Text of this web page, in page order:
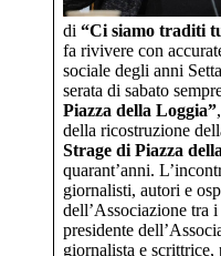
di “Ci siamo traditi
fa rivivere con
sociale degli anni
serata di sabato
Piazza della Loggia”,
della ricostruzione
Strage di Piazza
quarant’anni.
giornalisti, autori e
dell’Associazione
presidente
giornalista e